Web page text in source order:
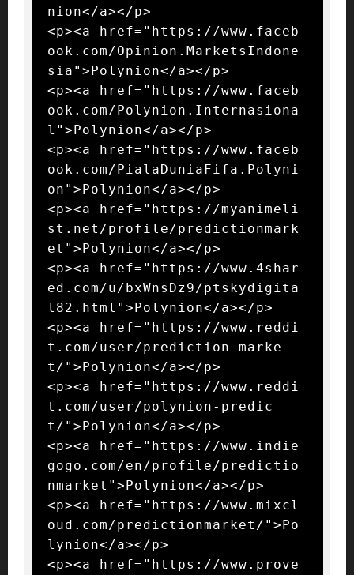
nion</a></p>
<p><a href="https://www.faceb
ook.com/Opinion.MarketsIndone
sia">Polynion</a></p>
<p><a href="https://www.faceb
ook.com/Polynion.Internasiona
l">Polynion</a></p>
<p><a href="https://www.faceb
ook.com/PialaDuniaFifa.Polyni
on">Polynion</a></p>
<p><a href="https://myanimeli
st.net/profile/predictionmark
et">Polynion</a></p>
<p><a href="https://www.4shar
ed.com/u/bxWnsDz9/ptskydigita
l82.html">Polynion</a></p>
<p><a href="https://www.reddi
t.com/user/prediction-marke
t/">Polynion</a></p>
<p><a href="https://www.reddi
t.com/user/polynion-predic
t/">Polynion</a></p>
<p><a href="https://www.indie
gogo.com/en/profile/predictio
nmarket">Polynion</a></p>
<p><a href="https://www.mixcl
oud.com/predictionmarket/">Po
lynion</a></p>
<p><a href="https://www.prove